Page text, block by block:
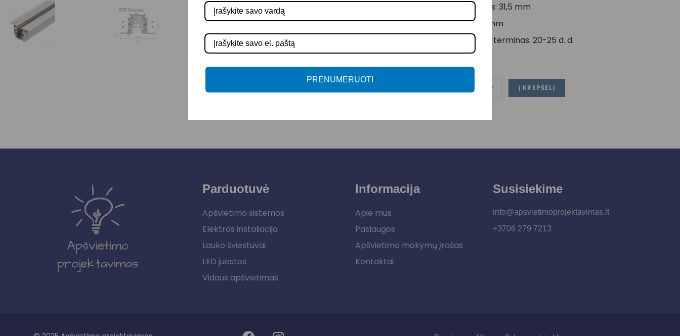
Vidinis plotis: 31,5 mm
Ilgis: 2000 mm
Pristatymo terminas: 20-25 d. d.
+ Į KREPŠELĮ
Parduotuvė
Apšvietimo sistemos
Elektros instaliacija
Lauko šviestuvai
LED juostos
Vidaus apšvietimas
Informacija
Apie mus
Paslaugos
Apšvietimo mokymų įrašas
Kontaktai
Susisiekime
info@apsvietimoprojektavimas.lt
+3706 279 7213
PRENUMERUOTI